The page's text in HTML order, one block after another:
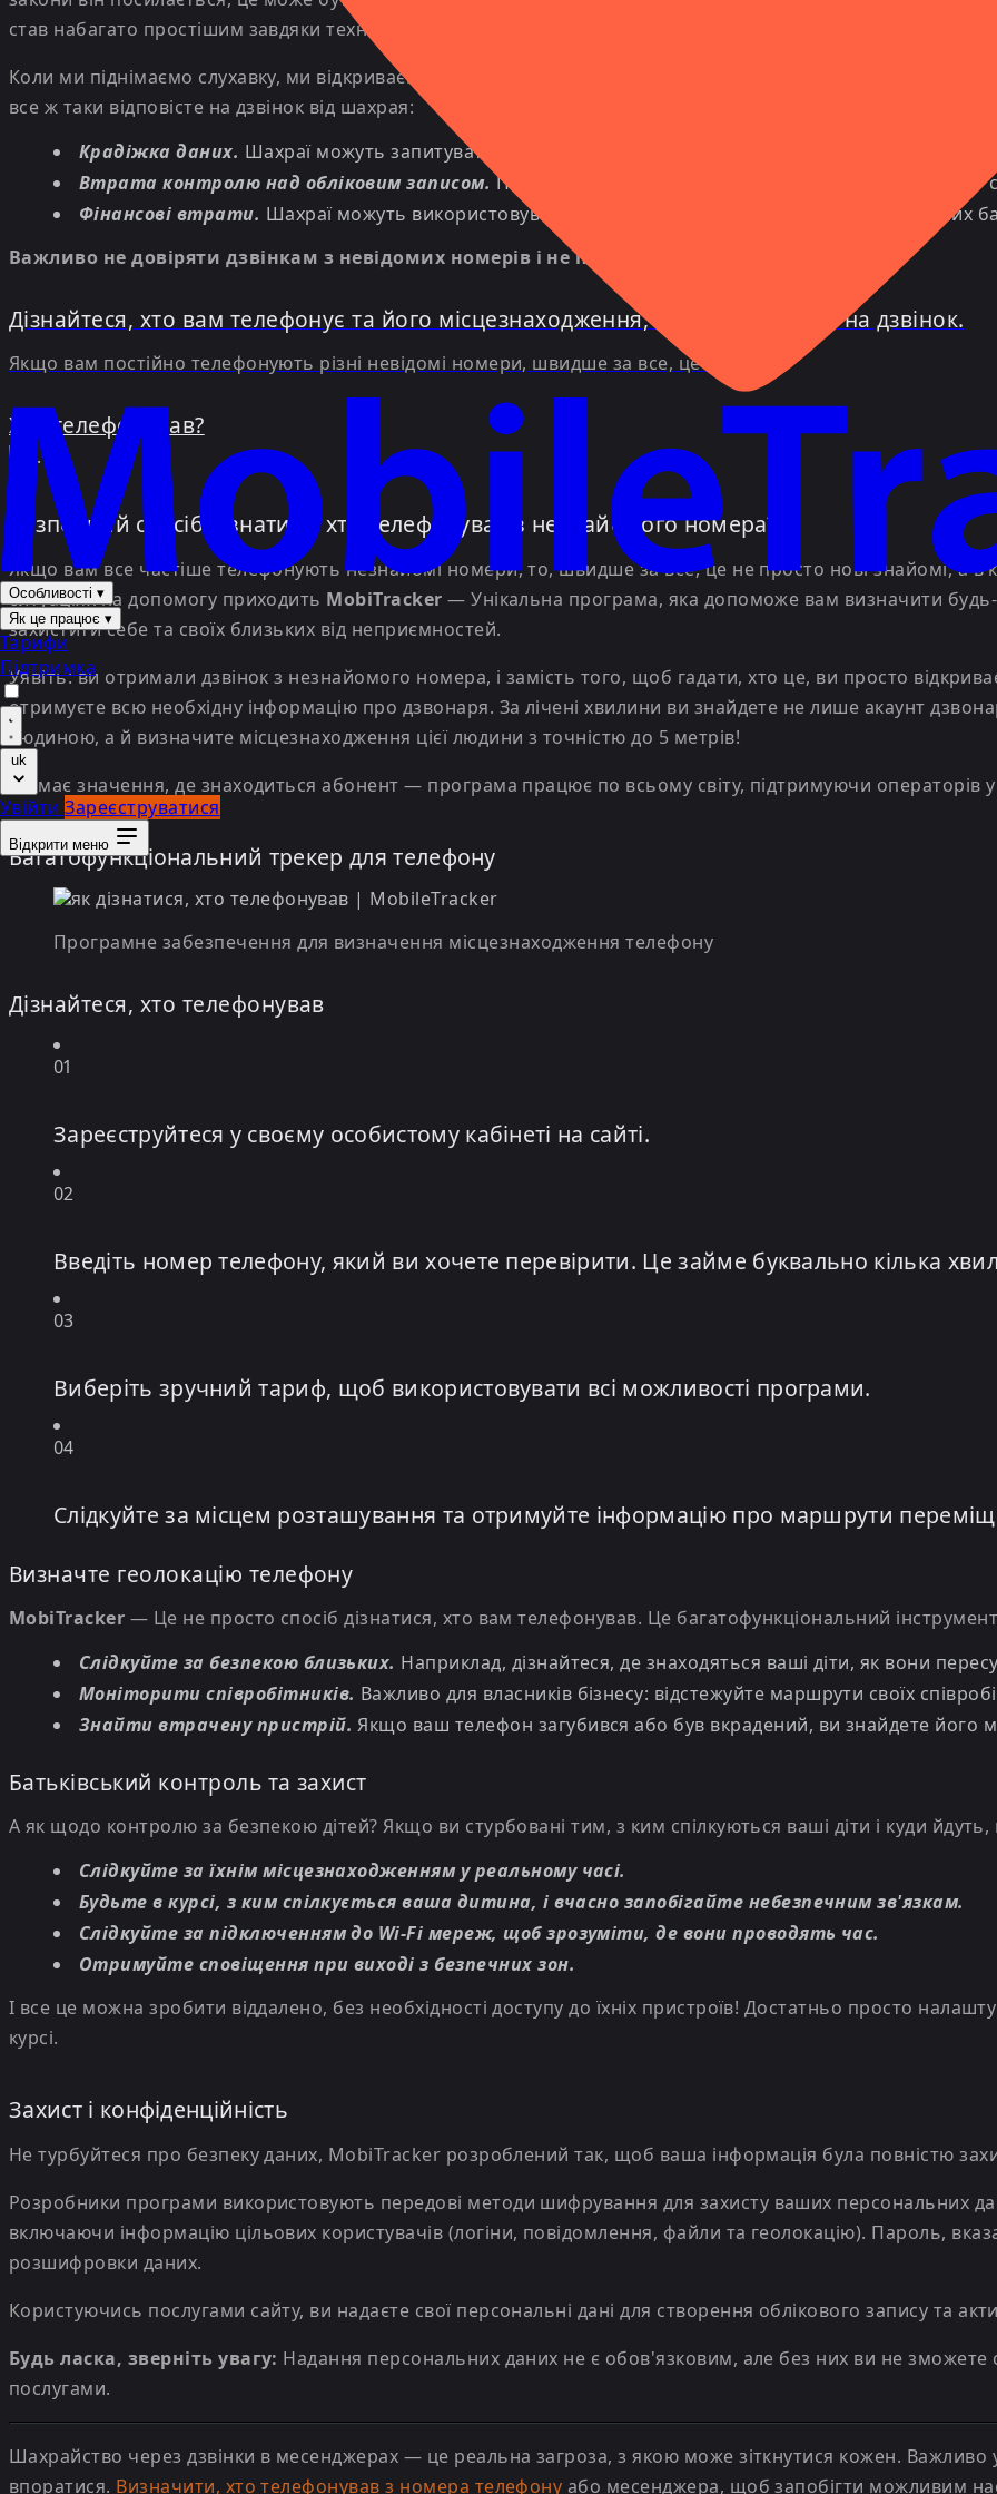
Особливості ▾
Як це працює ▾
Тарифи
Підтримка
uk
УвійтиЗареєструватися
Відкрити меню
став набагато простішим завдяки технологіям.
Коли ми піднімаємо слухавку, ми відкриваємося потенційним атакам — від вимагання до крадіжки
все ж таки відповісте на дзвінок від шахрая:
Крадіжка даних. Шахраї можуть запитувати особисту інформацію або коди, які дозволять їм
Втрата контролю над обліковим записом. Поділившись даними, ви можете втратити доступ до
Фінансові втрати. Шахраї можуть використовувати ваші дані для отримання доступу до ваших
Важливо не довіряти дзвінкам з невідомих номерів і не передавати свої дані стороннім.
Дізнайтеся, хто вам телефонує та його місцезнаходження, не відповідаючи на дзвінок.
Якщо вам постійно телефонують різні невідомі номери, швидше за все, це шахраї.
Хто телефонував?
Безпечний спосіб дізнатися, хто телефонував з незнайомого номера?
Якщо вам все частіше телефонують незнайомі номери, то, швидше за все, це не просто нові знайомі, а в
ситуаціях на допомогу приходить MobiTracker — Унікальна програма, яка допоможе вам визначити
захистити себе та своїх близьких від неприємностей.
Уявіть: ви отримали дзвінок з незнайомого номера, і замість того, щоб гадати, хто це, ви просто
отримуєте всю необхідну інформацію про дзвонаря. За лічені хвилини ви знайдете не лише акаунт
людиною, а й визначите місцезнаходження цієї людини з точністю до 5 метрів!
Не має значення, де знаходиться абонент — програма працює по всьому світу, підтримуючи операторів у
Багатофункціональний трекер для телефону
Програмне забезпечення для визначення місцезнаходження телефону
Дізнайтеся, хто телефонував
01
Зареєструйтеся у своєму особистому кабінеті на сайті.
02
Введіть номер телефону, який ви хочете перевірити. Це займе буквально кілька
03
Виберіть зручний тариф, щоб використовувати всі можливості програми.
04
Слідкуйте за місцем розташування та отримуйте інформацію про маршрути
Визначте геолокацію телефону
MobiTracker — Це не просто спосіб дізнатися, хто вам телефонував. Це багатофункціональний
Слідкуйте за безпекою близьких. Наприклад, дізнайтеся, де знаходяться ваші діти, як вони
Моніторити співробітників. Важливо для власників бізнесу: відстежуйте маршрути своїх
Знайти втрачену пристрій.Якщо ваш телефон загубився або був вкрадений, ви знайдете його
Батьківський контроль та захист
А як щодо контролю за безпекою дітей? Якщо ви стурбовані тим, з ким спілкуються ваші діти і куди
Слідкуйте за їхнім місцезнаходженням у реальному часі.
Будьте в курсі, з ким спілкується ваша дитина, і вчасно запобігайте небезпечним зв'язкам.
Слідкуйте за підключенням до Wi-Fi мереж, щоб зрозуміти, де вони проводять час.
Отримуйте сповіщення при виході з безпечних зон.
І все це можна зробити віддалено, без необхідності доступу до їхніх пристроїв! Достатньо просто
курсі.
Захист і конфіденційність
Не турбуйтеся про безпеку даних, MobiTracker розроблений так, щоб ваша інформація була повністю
Розробники програми використовують передові методи шифрування для захисту ваших персональних
включаючи інформацію цільових користувачів (логіни, повідомлення, файли та геолокацію). Пароль,
розшифровки даних.
Користуючись послугами сайту, ви надаєте свої персональні дані для створення облікового запису та
Будь ласка, зверніть увагу: Надання персональних даних не є обов'язковим, але без них ви не
послугами.
Шахрайство через дзвінки в месенджерах — це реальна загроза, з якою може зіткнутися кожен. Важливо
впоратися. Визначити, хто телефонував з номера телефону або месенджера, щоб запобігти можливим